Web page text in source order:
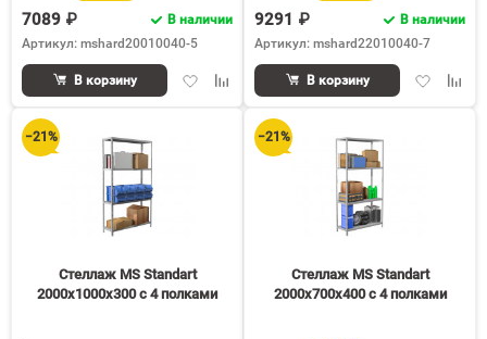
7089 ₽
В наличии
Артикул: mshard20010040-5
ДобавитьДобавить
сравнению
В корзину
9291 ₽
В наличии
Артикул: mshard22010040-7
Добавить
В корзину
−21%
Стеллаж MS Standart
2000х1000х300 c 4 полками
−21%
Стеллаж MS Standart
2000х700х400 c 4 полками